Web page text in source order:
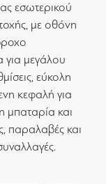
εσωτερικού
με οθόνη
για μεγάλου
εύκολη
κεφαλή για
μπαταρία και
παραλαβές και